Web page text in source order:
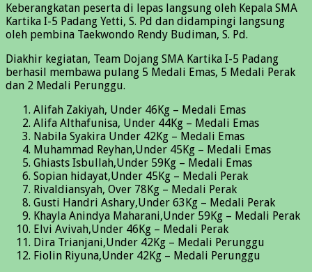
Keberangkatan peserta di lepas langsung oleh Kepala SMA
Kartika I-5 Padang Yetti, S. Pd dan didampingi langsung
oleh pembina Taekwondo Rendy Budiman, S. Pd.
Diakhir kegiatan, Team Dojang SMA Kartika I-5 Padang
berhasil membawa pulang 5 Medali Emas, 5 Medali Perak
dan 2 Medali Perunggu.
Alifah Zakiyah, Under 46Kg – Medali Emas
Alifa Althafunisa, Under 44Kg – Medali Emas
Nabila Syakira Under 42Kg – Medali Emas
Muhammad Reyhan,Under 45Kg – Medali Emas
Ghiasts Isbullah,Under 59Kg – Medali Emas
Sopian hidayat,Under 45Kg – Medali Perak
Rivaldiansyah, Over 78Kg – Medali Perak
Gusti Handri Ashary,Under 63Kg – Medali Perak
Khayla Anindya Maharani,Under 59Kg – Medali Perak
Elvi Avivah,Under 46Kg – Medali Perak
Dira Trianjani,Under 42Kg – Medali Perunggu
Fiolin Riyuna,Under 42Kg – Medali Perunggu